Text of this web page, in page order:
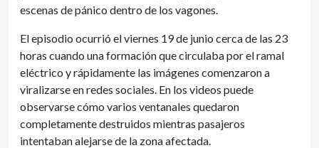
escenas de pánico dentro de los vagones.
El episodio ocurrió el viernes 19 de junio cerca de las 23
horas cuando una formación que circulaba por el ramal
eléctrico y rápidamente las imágenes comenzaron a
viralizarse en redes sociales. En los videos puede
observarse cómo varios ventanales quedaron
completamente destruidos mientras pasajeros
intentaban alejarse de la zona afectada.